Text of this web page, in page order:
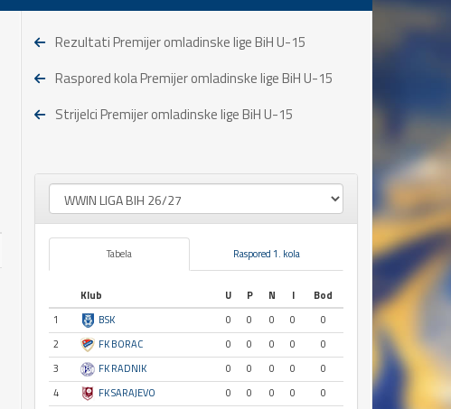
Rezultati Premijer omladinske lige BiH U-15
Raspored kola Premijer omladinske lige BiH U-15
Strijelci Premijer omladinske lige BiH U-15
Tabela Raspored 1. kola
Klub U P N I
Bod
1
BSK 0 0 0 0
0
2
FK BORAC 0 0 0 0
0
3
FK RADNIK 0 0 0 0
0
4
FK SARAJEVO 0 0 0 0
0